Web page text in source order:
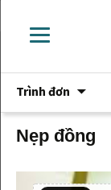
Trình đơn
phần
dung
Nẹp đồng